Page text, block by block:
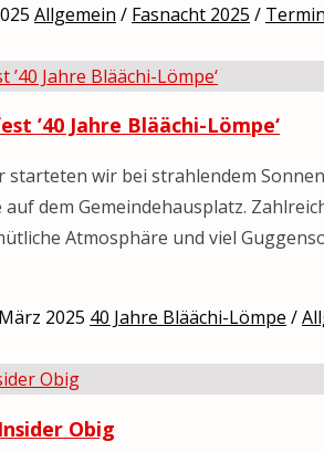
Allgemein / Fasnacht 2025 /
’40 Jahre Bläächi-Lömpe‘
starteten wir bei strahlendem
dem Gemeindehausplatz.
Atmosphäre und viel
2025 40 Jahre Bläächi-Lömpe /
Obig